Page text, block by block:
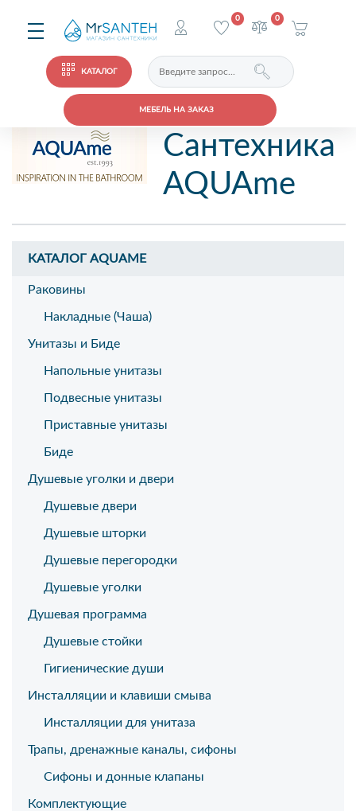
КАТАЛОГ
МЕБЕЛЬ НА ЗАКАЗ
0 0
Сантехника
AQUAme
КАТАЛОГ AQUAME
Раковины
Накладные (Чаша)
Унитазы и Биде
Напольные унитазы
Подвесные унитазы
Приставные унитазы
Биде
Душевые уголки и двери
Душевые двери
Душевые шторки
Душевые перегородки
Душевые уголки
Душевая программа
Душевые стойки
Гигиенические души
Инсталляции и клавиши смыва
Инсталляции для унитаза
Трапы, дренажные каналы, сифоны
Сифоны и донные клапаны
Комплектующие